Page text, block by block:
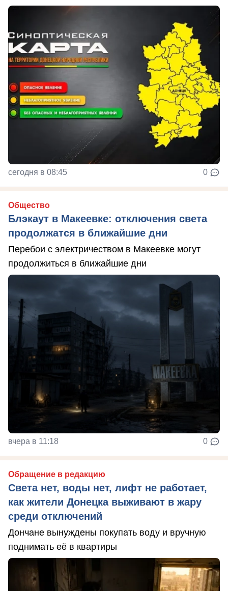
сегодня в 08:45 0
Общество
Блэкаут в Макеевке: отключения света
продолжатся в ближайшие дни
Перебои с электричеством в Макеевке могут
продолжиться в ближайшие дни
вчера в 11:18 0
Обращение в редакцию
Света нет, воды нет, лифт не работает,
как жители Донецка выживают в жару
среди отключений
Дончане вынуждены покупать воду и вручную
поднимать её в квартиры